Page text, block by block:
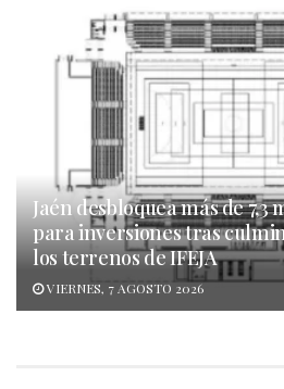
Jaén desbloquea más de
para inversiones tras
los terrenos de IFEJA
VIERNES, 7 AGOSTO 2026